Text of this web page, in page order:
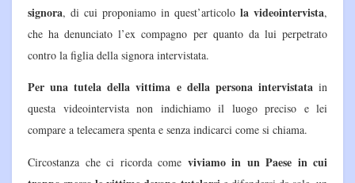
signora, di cui proponiamo in quest’articolo la videointervista,
che ha denunciato l’ex compagno per quanto da lui perpetrato
contro la figlia della signora intervistata.
Per una tutela della vittima e della persona intervistatain
questa videointervista non indichiamo il luogo preciso e lei
compare a telecamera spenta e senza indicarci come si chiama.
Circostanza che ci ricorda come viviamo in un Paese in cui